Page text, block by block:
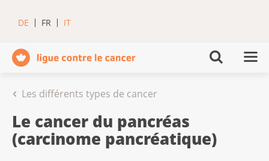
DE FR IT
Les différents types de cancer
Le cancer du pancréas
(carcinome pancréatique)